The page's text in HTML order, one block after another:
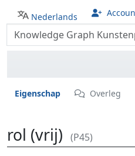
Nederlands
Eigenschap Overleg
rol (vrij) (P45)